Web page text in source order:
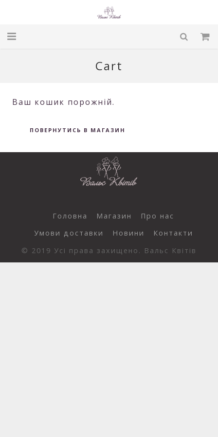
Про нас
Умови доставки
Блог
Cart
Ваш кошик порожній.
ПОВЕРНУТИСЬ В МАГАЗИН
Головна Магазин
Про нас
Умови доставки
Новини
Контакти
© 2019 Усі права захищено. Вальс Квітів